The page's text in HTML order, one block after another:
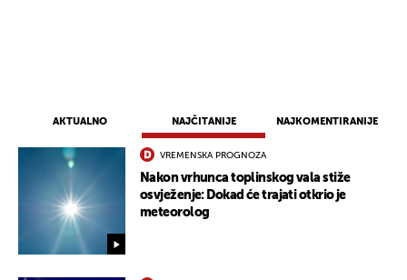
AKTUALNO NAJČITANIJE NAJKOMENTIRANIJE
VREMENSKA PROGNOZA
Nakon vrhunca toplinskog vala stiže
osvježenje: Dokad će trajati otkrio je
meteorolog